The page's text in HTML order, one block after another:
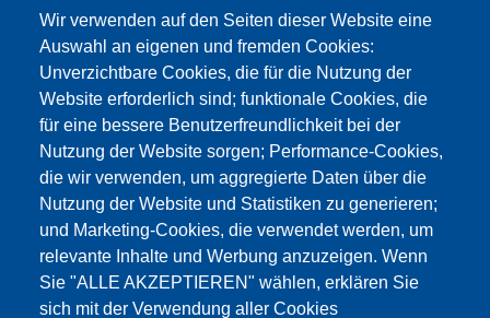
Wir verwenden auf den Seiten dieser Website eine
Auswahl an eigenen und fremden Cookies:
Unverzichtbare Cookies, die für die Nutzung der
Website erforderlich sind; funktionale Cookies, die
für eine bessere Benutzerfreundlichkeit bei der
Nutzung der Website sorgen; Performance-Cookies,
die wir verwenden, um aggregierte Daten über die
Nutzung der Website und Statistiken zu generieren;
und Marketing-Cookies, die verwendet werden, um
relevante Inhalte und Werbung anzuzeigen. Wenn
Sie "ALLE AKZEPTIEREN" wählen, erklären Sie
sich mit der Verwendung aller Cookies
Dieser Inhalt ist blockiert, da die Google Maps
Cookies nicht akzeptiert wurden.
NUR DIE GOOGLE MAPS COOKIES
AKZEPTIEREN.